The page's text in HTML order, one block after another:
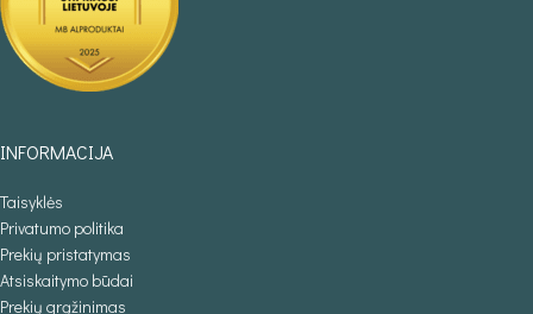
INFORMACIJA
Taisyklės
Privatumo politika
Prekių pristatymas
Atsiskaitymo būdai
Prekių grąžinimas